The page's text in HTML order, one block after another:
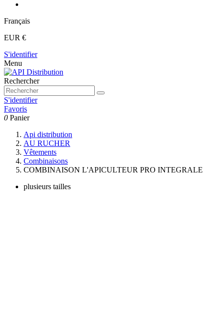
Français
EUR €
S'identifier
Menu
Rechercher
S'identifier
Favoris
0 Panier
Api distribution
AU RUCHER
Vêtements
Combinaisons
COMBINAISON L'APICULTEUR PRO INTEGRALE
plusieurs tailles